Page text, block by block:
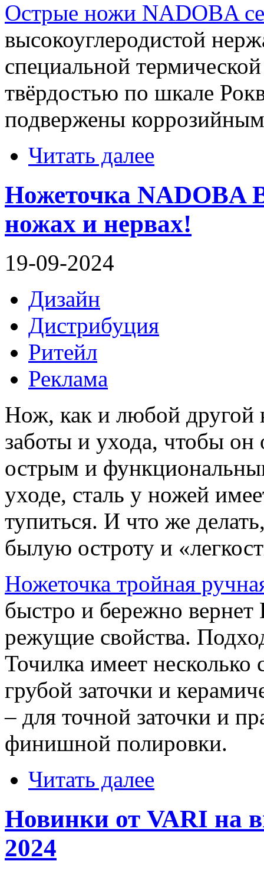
Острые ножи NADOBA
высокоуглеродистой
специальной
твёрдостью по шкале
подвержены
Читать далее
Ножеточка NADOBA
ножах и нервах!
19-09-2024
Дизайн
Дистрибуция
Ритейл
Реклама
Нож, как и любой другой
заботы и ухода, чтобы
острым и
уходе, сталь у ножей
тупиться. И что же
былую остроту и
Ножеточка тройная
быстро и бережно
режущие свойства.
Точилка имеет несколько
грубой заточки и
– для точной заточки и
финишной полировки.
Читать далее
Новинки от VARI на
2024